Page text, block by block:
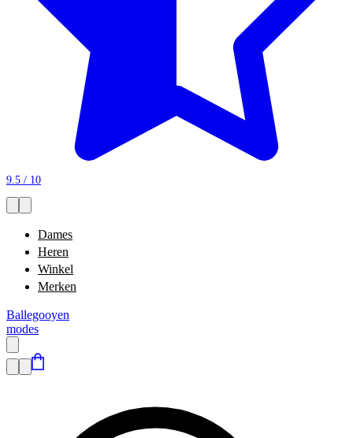
9.5 / 10
Dames
Heren
Winkel
Merken
Ballegooyen
modes